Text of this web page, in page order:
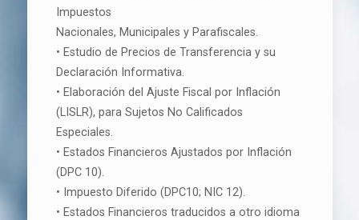
Impuestos
Nacionales, Municipales y Parafiscales.
• Estudio de Precios de Transferencia y su
Declaración Informativa.
• Elaboración del Ajuste Fiscal por Inflación
(LISLR), para Sujetos No Calificados
Especiales.
• Estados Financieros Ajustados por Inflación
(DPC 10).
• Impuesto Diferido (DPC10; NIC 12).
• Estados Financieros traducidos a otro idioma